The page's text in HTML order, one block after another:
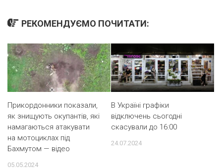
РЕКОМЕНДУЄМО ПОЧИТАТИ:
Прикордонники показали,
як знищують окупантів, які
намагаються атакувати
на мотоциклах під
Бахмутом — відео
05.05.2024
В Україні графіки
відключень сьогодні
скасували до 16:00
24.07.2024